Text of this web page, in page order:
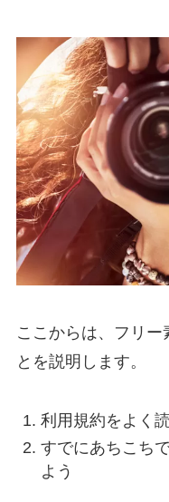
ここからは、フリー
とを説明します。
利用規約をよく
すでにあちこち
よう